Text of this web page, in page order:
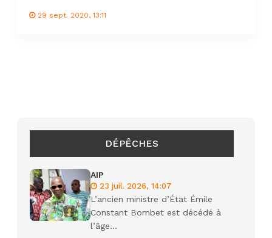
29 sept. 2020, 13:11
DÉPÊCHES
AIP
23 juil. 2026, 14:07
L’ancien ministre d’État Émile
Constant Bombet est décédé à
l’âge...